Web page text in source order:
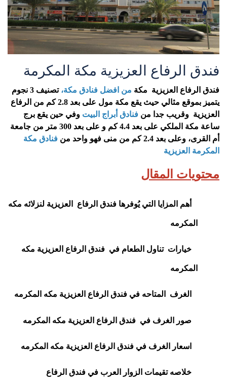
فندق الرفاع العزيزية مكة المكرمة
فندق الرفاع العزيزية مكة من افضل فنادق مكة،
تصنيف 3 نجوم
يتميز بموقع مثالي حيث يقع مكة مول على بعد 2.8 كم من الرفاع
العزيزية وقريب جدا من فنادق أبراج البيت وفي حين يقع برج
ساعة مكة الملكي على بعد 4.4 كم و على بعد 300 متر من جامعة
أم القرى، وعلى بعد 2.4 كم من منى فهو واحد من
فنادق مكة
المكرمة العزيزية
محتويات المقال
أهم المزايا التي يُوفرها فندق الرفاع العزيزية لنزلائه مكه
المكرمه
خيارات تناول الطعام في فندق الرفاع العزيزية مكه
المكرمه
الغرف المتاحه في فندق الرفاع العزيزية مكه المكرمه
صور الغرف في فندق الرفاع العزيزية مكه المكرمه
اسعار الغرف في فندق الرفاع العزيزية مكه المكرمه
خلاصه تقيمات الزوار العرب في فندق الرفاع